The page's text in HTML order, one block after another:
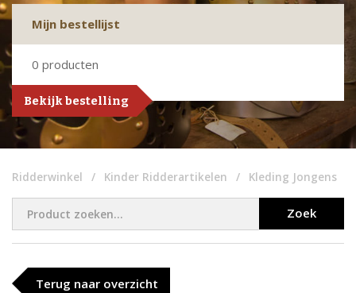
Mijn bestellijst
0 producten
Bekijk bestelling
Ridderwinkel Kinder Ridderartikelen Kleding Jongens
Zoek
Terug naar overzicht